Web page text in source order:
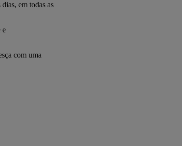
em todas as
e
com uma